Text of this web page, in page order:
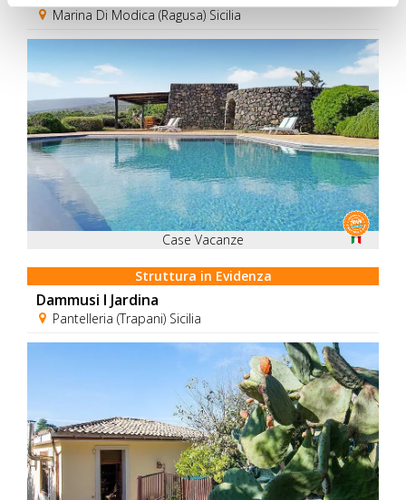
Marina Di Modica (Ragusa) Sicilia
Case Vacanze
Struttura in Evidenza
Dammusi I Jardina
Pantelleria (Trapani) Sicilia